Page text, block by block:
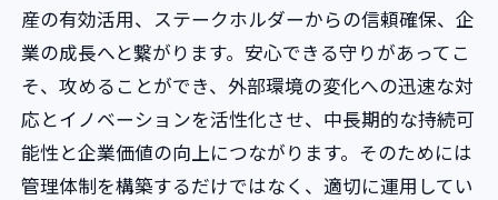
産の有効活用、ステークホルダーからの信頼確保、企
業の成長へと繋がります。安心できる守りがあってこ
そ、攻めることができ、外部環境の変化への迅速な対
応とイノベーションを活性化させ、中長期的な持続可
能性と企業価値の向上につながります。そのためには
管理体制を構築するだけではなく、適切に運用してい